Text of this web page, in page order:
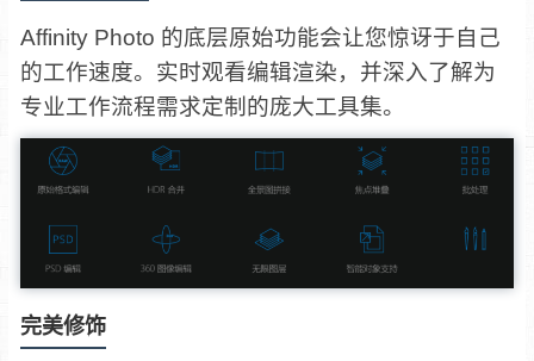
Affinity Photo 的底层原始功能会让您惊讶于自己
的工作速度。实时观看编辑渲染，并深入了解为
专业工作流程需求定制的庞大工具集。
完美修饰